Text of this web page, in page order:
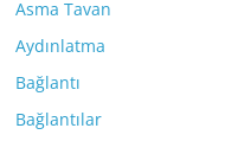
Asma Tavan
Aydınlatma
Bağlantı
Bağlantılar